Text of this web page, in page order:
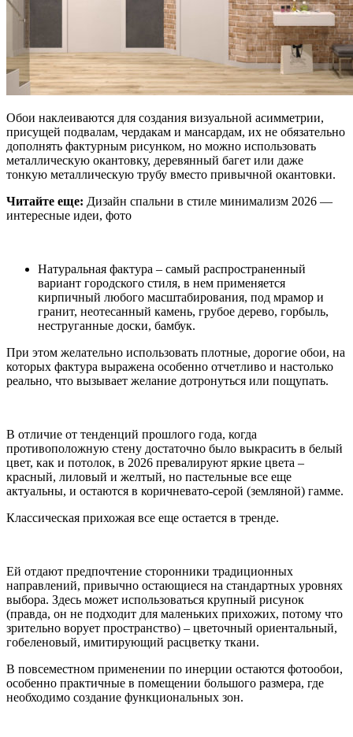
Обои наклеиваются для создания визуальной асимметрии,
присущей подвалам, чердакам и мансардам, их не обязательно
дополнять фактурным рисунком, но можно использовать
металлическую окантовку, деревянный багет или даже
тонкую металлическую трубу вместо привычной окантовки.
Читайте еще: Дизайн спальни в стиле минимализм 2026 —
интересные идеи, фото
Натуральная фактура – самый распространенный
вариант городского стиля, в нем применяется
кирпичный любого масштабирования, под мрамор и
гранит, неотесанный камень, грубое дерево, горбыль,
неструганные доски, бамбук.
При этом желательно использовать плотные, дорогие обои, на
которых фактура выражена особенно отчетливо и настолько
реально, что вызывает желание дотронуться или пощупать.
В отличие от тенденций прошлого года, когда
противоположную стену достаточно было выкрасить в белый
цвет, как и потолок, в 2026 превалируют яркие цвета –
красный, лиловый и желтый, но пастельные все еще
актуальны, и остаются в коричневато-серой (земляной) гамме.
Классическая прихожая все еще остается в тренде.
Ей отдают предпочтение сторонники традиционных
направлений, привычно остающиеся на стандартных уровнях
выбора. Здесь может использоваться крупный рисунок
(правда, он не подходит для маленьких прихожих, потому что
зрительно ворует пространство) – цветочный ориентальный,
гобеленовый, имитирующий расцветку ткани.
В повсеместном применении по инерции остаются фотообои,
особенно практичные в помещении большого размера, где
необходимо создание функциональных зон.